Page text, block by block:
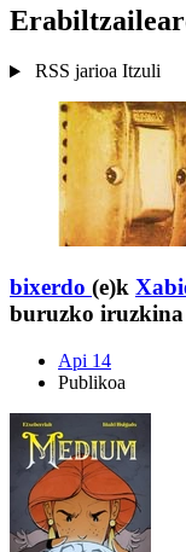
RSS jarioa Itzuli
bixerdo (e)k
buruzko iruzkina
Api 14
Publikoa